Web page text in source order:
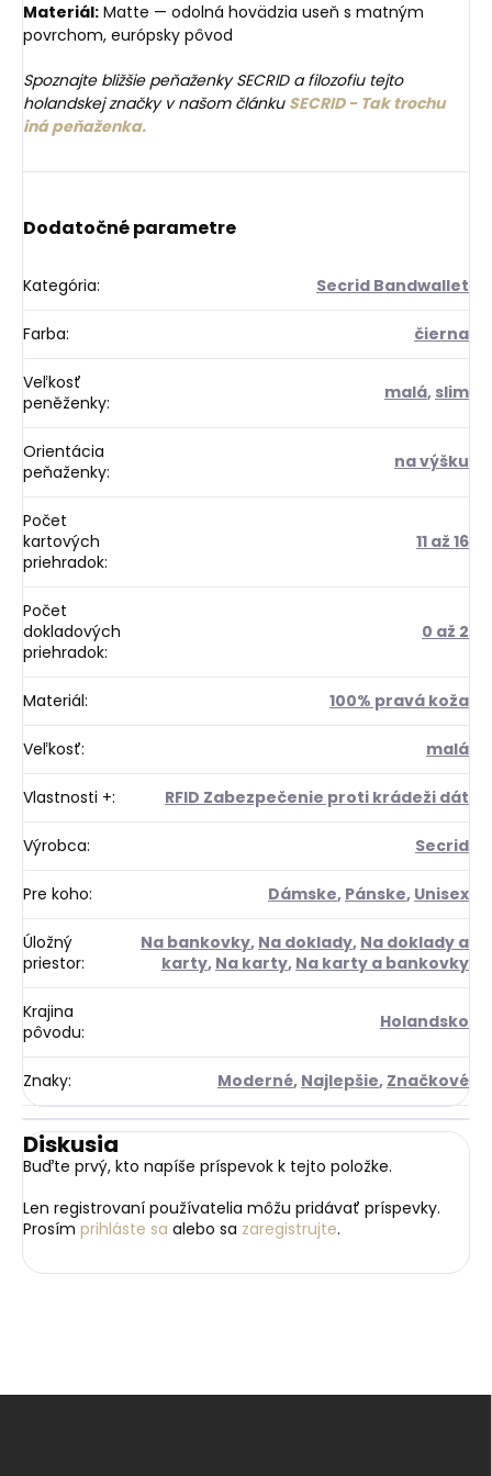
Materiál: Matte — odolná hovädzia useň s matným
povrchom, európsky pôvod
Spoznajte bližšie peňaženky SECRID a filozofiu tejto
holandskej značky v našom článku SECRID - Tak trochu
iná peňaženka.
Dodatočné parametre
Kategória: Secrid Bandwallet
Farba: čierna
Veľkosť
peněženky: malá, slim
Orientácia
peňaženky: na výšku
Počet
kartových
priehradok:
11 až 16
Počet
dokladových
priehradok:
0 až 2
Materiál: 100% pravá koža
Veľkosť: malá
Vlastnosti +: RFID Zabezpečenie proti krádeži dát
Výrobca: Secrid
Pre koho: Dámske, Pánske, Unisex
Úložný
priestor:
Na bankovky, Na doklady, Na doklady a
karty, Na karty, Na karty a bankovky
Krajina
pôvodu: Holandsko
Znaky: Moderné, Najlepšie, Značkové
Diskusia
Buďte prvý, kto napíše príspevok k tejto položke.
Len registrovaní používatelia môžu pridávať príspevky.
Prosím prihláste sa alebo sa zaregistrujte.